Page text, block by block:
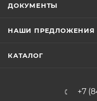
ДОКУМЕНТЫ
НАШИ ПРЕДЛОЖЕНИЯ
КАТАЛОГ
+7